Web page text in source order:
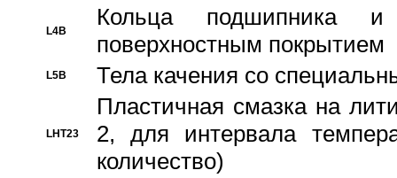
L4B
Кольца подшипника
поверхностным покрытием
L5B Тела качения со
LHT23
Пластичная смазка на
2, для интервала
количество)